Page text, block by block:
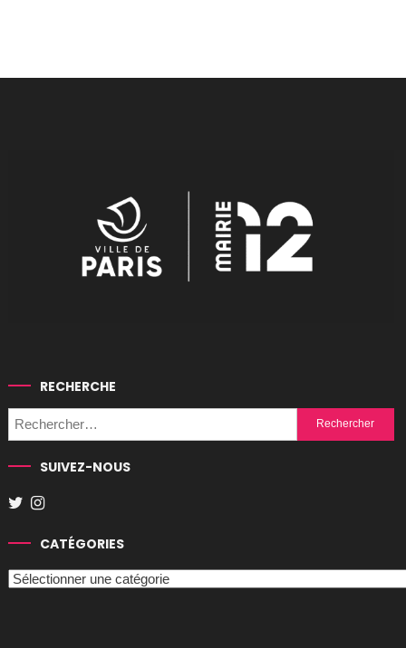
RECHERCHE
Rechercher :
SUIVEZ-NOUS
CATÉGORIES
Catégories